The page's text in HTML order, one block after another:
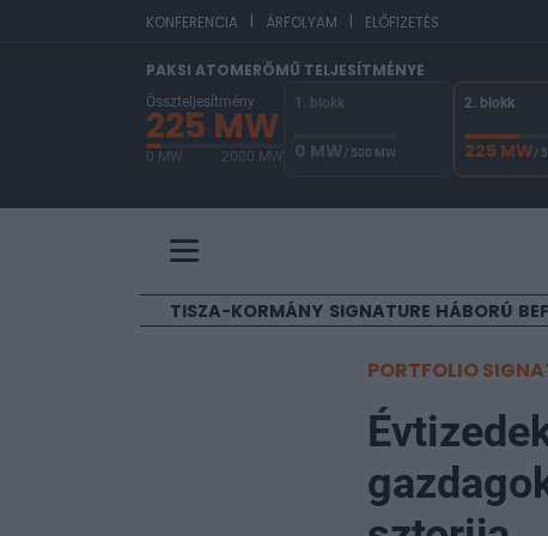
KONFERENCIA | ÁRFOLYAM | ELŐFIZETÉS
PAKSI ATOMERŐMŰ TELJESÍTMÉNYE
Összteljesítmény
225 MW
0 MW 2000 MW
1. blokk
0 MW/ 500 MW
2. blokk
225 MW/
TISZA-KORMÁNY SIGNATURE HÁBORÚ
PORTFOLIO